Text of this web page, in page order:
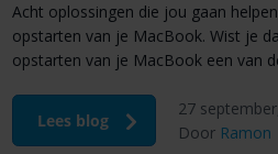
Acht oplossingen die jou gaan
opstarten van je MacBook. Wist je
opstarten van je MacBook een van
Lees blog
27
Door Ramon